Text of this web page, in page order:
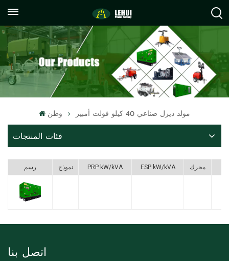
059122071372
info@lehuipowerfactory.com
وطن مولد ديزل صناعي 40 كيلو فولت أمبير
فئات المنتجات
رسم نموذج PRP kW/kVA ESP kW/kVA محرك
اتصل بنا